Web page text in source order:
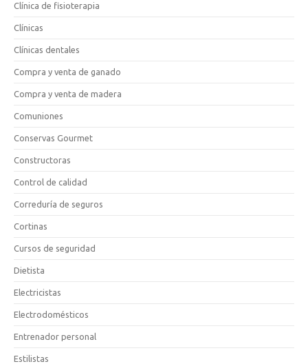
Clínica de fisioterapia
Clínicas
Clínicas dentales
Compra y venta de ganado
Compra y venta de madera
Comuniones
Conservas Gourmet
Constructoras
Control de calidad
Correduría de seguros
Cortinas
Cursos de seguridad
Dietista
Electricistas
Electrodomésticos
Entrenador personal
Estilistas